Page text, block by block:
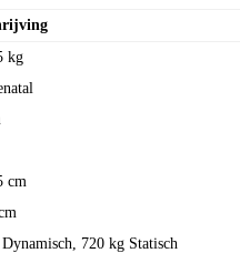
kg
cm
720 kg Statisch